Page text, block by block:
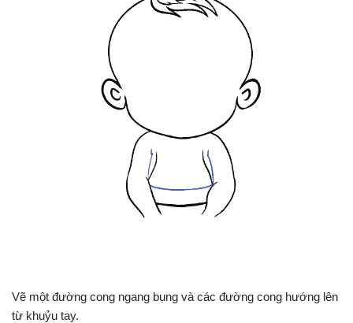
Vẽ một đường cong ngang bụng và các đường cong hướng lên
từ khuỷu tay.